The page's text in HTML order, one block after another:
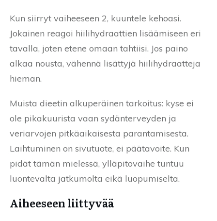
Kun siirryt vaiheeseen 2, kuuntele kehoasi.
Jokainen reagoi hiilihydraattien lisäämiseen eri
tavalla, joten etene omaan tahtiisi. Jos paino
alkaa nousta, vähennä lisättyjä hiilihydraatteja
hieman.
Muista dieetin alkuperäinen tarkoitus: kyse ei
ole pikakuurista vaan sydänterveyden ja
veriarvojen pitkäaikaisesta parantamisesta.
Laihtuminen on sivutuote, ei päätavoite. Kun
pidät tämän mielessä, ylläpitovaihe tuntuu
luontevalta jatkumolta eikä luopumiselta.
Aiheeseen liittyvää